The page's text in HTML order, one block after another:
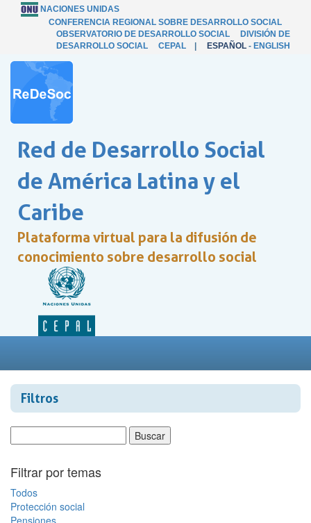
NACIONES UNIDAS
CONFERENCIA REGIONAL SOBRE DESARROLLO SOCIAL
OBSERVATORIO DE DESARROLLO SOCIAL
DIVISIÓN DE
DESARROLLO SOCIAL
CEPAL ESPAÑOL - ENGLISH
Red de Desarrollo Social
de América Latina y el
Caribe
Plataforma virtual para la difusión de
conocimiento sobre desarrollo social
Filtros
Filtrar por temas
Todos
Protección social
Pensiones